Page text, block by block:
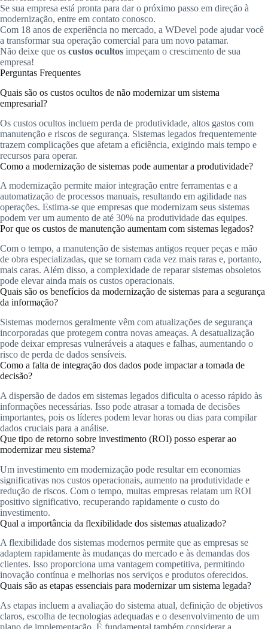
Se sua empresa está pronta para dar o próximo passo em direção à
modernização, entre em contato conosco.
Com 18 anos de experiência no mercado, a WDevel pode ajudar você
a transformar sua operação comercial para um novo patamar.
Não deixe que os custos ocultos impeçam o crescimento de sua
empresa!
Perguntas Frequentes
Quais são os custos ocultos de não modernizar um sistema
empresarial?
Os custos ocultos incluem perda de produtividade, altos gastos com
manutenção e riscos de segurança. Sistemas legados frequentemente
trazem complicações que afetam a eficiência, exigindo mais tempo e
recursos para operar.
Como a modernização de sistemas pode aumentar a produtividade?
A modernização permite maior integração entre ferramentas e a
automatização de processos manuais, resultando em agilidade nas
operações. Estima-se que empresas que modernizam seus sistemas
podem ver um aumento de até 30% na produtividade das equipes.
Por que os custos de manutenção aumentam com sistemas legados?
Com o tempo, a manutenção de sistemas antigos requer peças e mão
de obra especializadas, que se tornam cada vez mais raras e, portanto,
mais caras. Além disso, a complexidade de reparar sistemas obsoletos
pode elevar ainda mais os custos operacionais.
Quais são os benefícios da modernização de sistemas para a segurança
da informação?
Sistemas modernos geralmente vêm com atualizações de segurança
incorporadas que protegem contra novas ameaças. A desatualização
pode deixar empresas vulneráveis a ataques e falhas, aumentando o
risco de perda de dados sensíveis.
Como a falta de integração dos dados pode impactar a tomada de
decisão?
A dispersão de dados em sistemas legados dificulta o acesso rápido às
informações necessárias. Isso pode atrasar a tomada de decisões
importantes, pois os líderes podem levar horas ou dias para compilar
dados cruciais para a análise.
Que tipo de retorno sobre investimento (ROI) posso esperar ao
modernizar meu sistema?
Um investimento em modernização pode resultar em economias
significativas nos custos operacionais, aumento na produtividade e
redução de riscos. Com o tempo, muitas empresas relatam um ROI
positivo significativo, recuperando rapidamente o custo do
investimento.
Qual a importância da flexibilidade dos sistemas atualizado?
A flexibilidade dos sistemas modernos permite que as empresas se
adaptem rapidamente às mudanças do mercado e às demandas dos
clientes. Isso proporciona uma vantagem competitiva, permitindo
inovação contínua e melhorias nos serviços e produtos oferecidos.
Quais são as etapas essenciais para modernizar um sistema legada?
As etapas incluem a avaliação do sistema atual, definição de objetivos
claros, escolha de tecnologias adequadas e o desenvolvimento de um